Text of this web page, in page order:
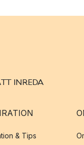
INREDA
& Tips